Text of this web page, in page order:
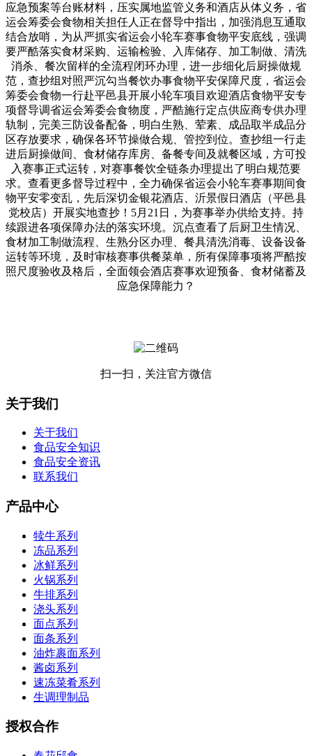
应急预案等台账材料，压实属地监管义务和酒店从体义务，省
运会筹委会食物相关担任人正在督导中指出，加强消息互通取
结合放哨，为从严抓实省运会小轮车赛事食物平安底线，强调
要严酷落实食材采购、运输检验、入库储存、加工制做、清洗
消杀、餐次留样的全流程闭环办理，进一步细化后厨操做规
范，查抄组对照严沉勾当餐饮办事食物平安保障尺度，省运会
筹委会食物一行赴平邑县开展小轮车项目欢迎酒店食物平安专
项督导调省运会筹委会食物度，严酷施行定点供应商专供办理
轨制，完美三防设备配备，明白生熟、荤素、成品取半成品分
区存放要求，确保各环节操做合规、管控到位。查抄组一行走
进后厨操做间、食材储存库房、备餐专间及就餐区域，方可投
入赛事正式运转，对赛事餐饮全链条办理提出了明白规范要
求。查看更多督导过程中，全力确保省运会小轮车赛事期间食
物平安零变乱，先后深切金银花酒店、沂景假日酒店（平邑县
党校店）开展实地查抄！5月21日，为赛事举办供给支持。持
续跟进各项保障办法的落实环境。沉点查看了后厨卫生情况、
食材加工制做流程、生熟分区办理、餐具清洗消毒、设备设备
运转等环境，及时审核赛事供餐菜单，所有保障事项将严酷按
照尺度验收及格后，全面领会酒店赛事欢迎预备、食材储蓄及
应急保障能力？
扫一扫，关注官方微信
关于我们
关于我们
食品安全知识
食品安全资讯
联系我们
产品中心
犊牛系列
冻品系列
冰鲜系列
火锅系列
牛排系列
浇头系列
面点系列
面条系列
油炸裹面系列
酱卤系列
速冻菜肴系列
生调理制品
授权合作